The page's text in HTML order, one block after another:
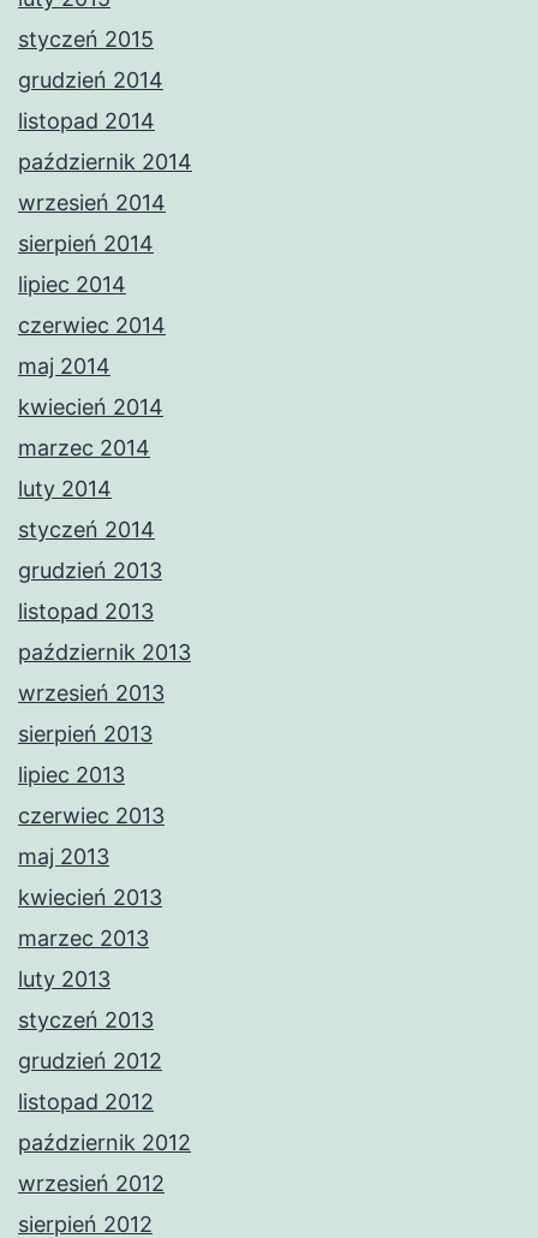
styczeń 2015
grudzień 2014
listopad 2014
październik 2014
wrzesień 2014
sierpień 2014
lipiec 2014
czerwiec 2014
maj 2014
kwiecień 2014
marzec 2014
luty 2014
styczeń 2014
grudzień 2013
listopad 2013
październik 2013
wrzesień 2013
sierpień 2013
lipiec 2013
czerwiec 2013
maj 2013
kwiecień 2013
marzec 2013
luty 2013
styczeń 2013
grudzień 2012
listopad 2012
październik 2012
wrzesień 2012
sierpień 2012